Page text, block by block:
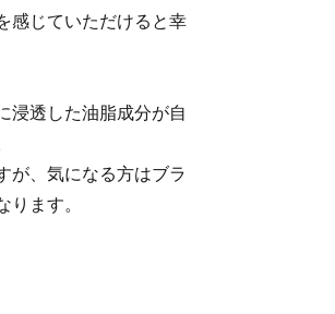
感じていただけると幸
浸透した油脂成分が自
が、気になる方はブラ
ります。